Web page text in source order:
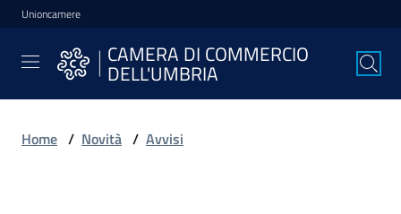
Vai al contenuto
Vai alla navigazione
Vai al footer
Unioncamere
CAMERA DI COMMERCIO
DELL'UMBRIA
CAMERA DI
COMMERCIO
DELL'UMBRIA
Home / Novità / Avvisi